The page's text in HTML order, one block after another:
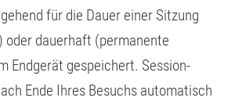
für die Dauer einer Sitzung
oder dauerhaft (permanente
Endgerät gespeichert. Session-
Ende Ihres Besuchs automatisch